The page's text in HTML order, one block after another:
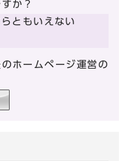
か？
ともいえない
ホームページ運営の